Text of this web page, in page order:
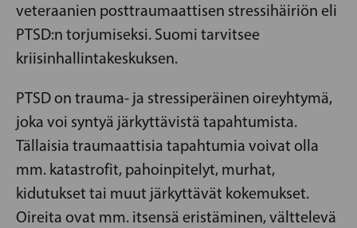
veteraanien posttraumaattisen stressihäiriön eli
PTSD:n torjumiseksi. Suomi tarvitsee
kriisinhallintakeskuksen.
PTSD on trauma- ja stressiperäinen oireyhtymä,
joka voi syntyä järkyttävistä tapahtumista.
Tällaisia traumaattisia tapahtumia voivat olla
mm. katastrofit, pahoinpitelyt, murhat,
kidutukset tai muut järkyttävät kokemukset.
Oireita ovat mm. itsensä eristäminen, välttelevä